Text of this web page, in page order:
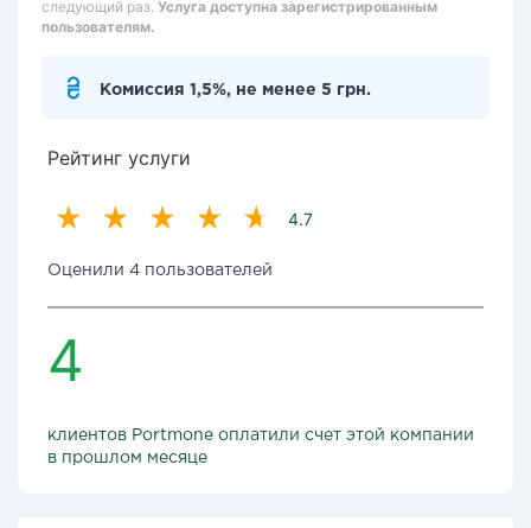
следующий раз. Услуга доступна зарегистрированным
пользователям.
Комиссия 1,5%, не менее 5 грн.
Рейтинг услуги
4.7
Оценили 4 пользователей
4
клиентов Portmone оплатили счет этой компании
в прошлом месяце